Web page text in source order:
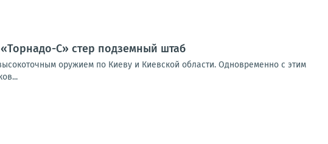
С» стер подземный штаб
оружием по Киеву и Киевской области. Одновременно с этим